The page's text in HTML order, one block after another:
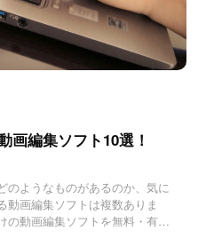
画編集ソフト10選！
のようなものがあるのか、気に
動画編集ソフトは複数ありま
の動画編集ソフトを無料・有